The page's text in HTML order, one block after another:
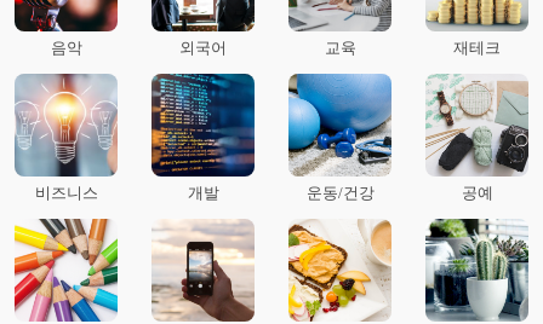
음악 외국어 교육 재테크
비즈니스 개발 운동/건강 공예